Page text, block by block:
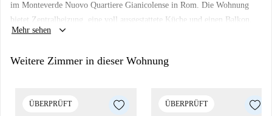
im Monteverde Nuovo Quartiere Gianicolense in Rom. Die Wohnung
bietet Zentralheizung, eine voll ausgestattete Küche und einen Balkon.
Komfortabel und praktisch eingerichtet, ist sie ideal für weibliche
zwar nicht verfügbar, Spotahome hat die Unterkunft jedoch persönlich
Das Monteverde Nuovo Quartiere Gianicolense bietet komfortables
Wohnen mit guter Anbindung an die Sehenswürdigkeiten der
Mehr sehen keyboard_arrow_down
Weitere Zimmer in dieser Wohnung
ÜBERPRÜFT ÜBERPRÜFT